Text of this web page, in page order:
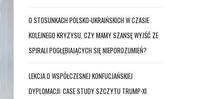
O STOSUNKACH POLSKO-UKRAIŃSKICH W CZASIE
KOLEJNEGO KRYZYSU. CZY MAMY SZANSĘ WYJŚĆ ZE
SPIRALI POGŁĘBIAJĄCYCH SIĘ NIEPOROZUMIEŃ?
LEKCJA O WSPÓŁCZESNEJ KONFUCJAŃSKIEJ
DYPLOMACJI: CASE STUDY SZCZYTU TRUMP-XI